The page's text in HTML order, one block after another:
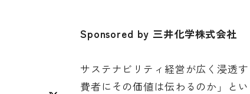
Sponsored by 三井化学株式会社
サステナビリティ経営が広く浸透
費者にその価値は伝わるのか」と